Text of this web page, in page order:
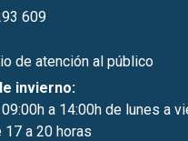
609
de atención al público
invierno:
a 14:00h de lunes a
17 a 20 horas